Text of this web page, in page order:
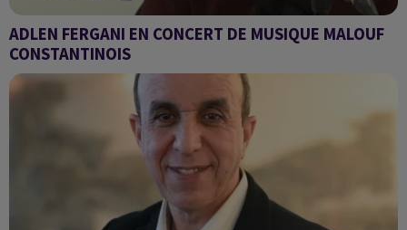
ADLEN FERGANI EN CONCERT DE MUSIQUE MALOUF
CONSTANTINOIS
Vendredi 1er avril 2022 à 20h30 au Centre Culturel Algérien